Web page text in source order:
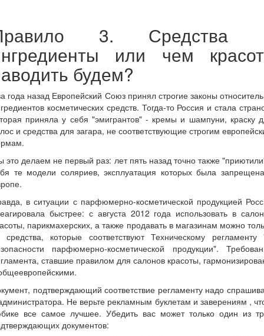
3. Средства
или чем
будем?
года назад Европейский Союз принял строгие законы
косметических средств. Тогда-то Россия и стала
приняла у себя "эмигрантов" - кремы и шампуни, краску
и средства для загара, не соответствующие строгим
это делаем не первый раз: лет пять назад точно также
те модели соляриев, эксплуатация которых была
в ситуации с парфюмерно-косметической продукцией
быстрее: с августа 2012 года использовать в
парикмахерских, а также продавать в магазинам можно
средства, которые соответствуют Техническому
парфюмерно-косметической продукции".
ставшие правилом для салонов красоты,
подтверждающий соответствие регламенту надо
Не верьте рекламным буклетам и заверениям ,
все самое лучшее. Убедить вас может только один из
документов: